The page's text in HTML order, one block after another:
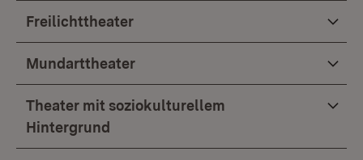
Freilichttheater
Mundarttheater
Theater mit soziokulturellem
Hintergrund